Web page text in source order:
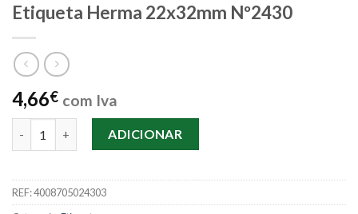
Etiqueta Herma 22x32mm Nº2430
4,66€ com Iva
Quantidade de Etiqueta Herma 22x32mm Nº2430
ADICIONAR
REF:4008705024303